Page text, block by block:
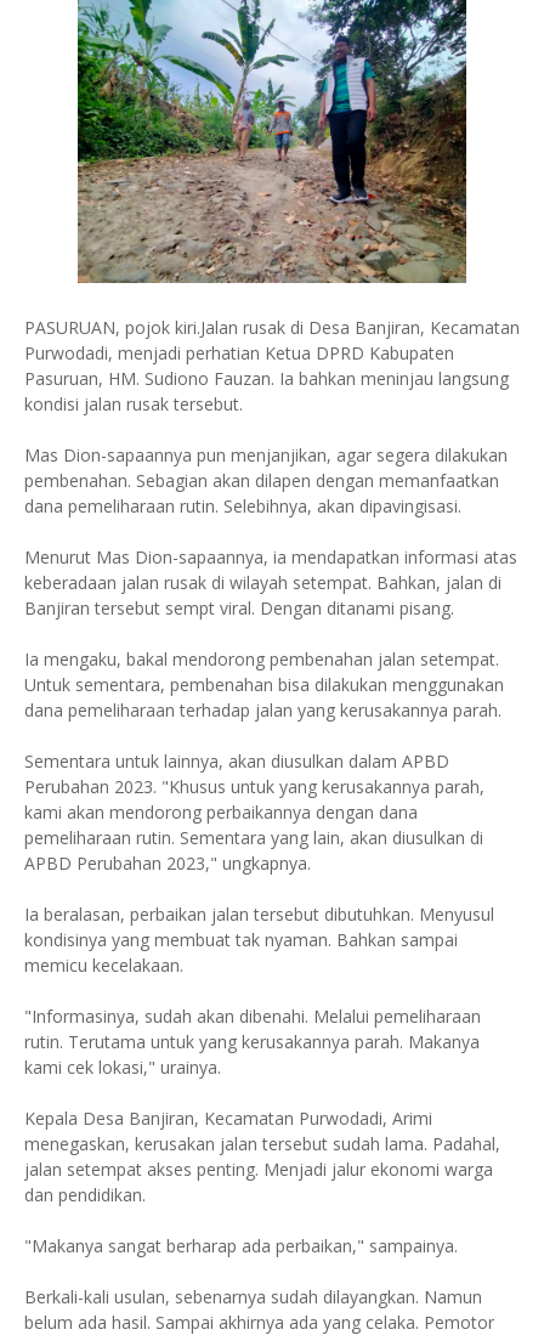
PASURUAN, pojok kiri.Jalan rusak di Desa Banjiran, Kecamatan
Purwodadi, menjadi perhatian Ketua DPRD Kabupaten
Pasuruan, HM. Sudiono Fauzan. Ia bahkan meninjau langsung
kondisi jalan rusak tersebut.
Mas Dion-sapaannya pun menjanjikan, agar segera dilakukan
pembenahan. Sebagian akan dilapen dengan memanfaatkan
dana pemeliharaan rutin. Selebihnya, akan dipavingisasi.
Menurut Mas Dion-sapaannya, ia mendapatkan informasi atas
keberadaan jalan rusak di wilayah setempat. Bahkan, jalan di
Banjiran tersebut sempt viral. Dengan ditanami pisang.
Ia mengaku, bakal mendorong pembenahan jalan setempat.
Untuk sementara, pembenahan bisa dilakukan menggunakan
dana pemeliharaan terhadap jalan yang kerusakannya parah.
Sementara untuk lainnya, akan diusulkan dalam APBD
Perubahan 2023. "Khusus untuk yang kerusakannya parah,
kami akan mendorong perbaikannya dengan dana
pemeliharaan rutin. Sementara yang lain, akan diusulkan di
APBD Perubahan 2023," ungkapnya.
Ia beralasan, perbaikan jalan tersebut dibutuhkan. Menyusul
kondisinya yang membuat tak nyaman. Bahkan sampai
memicu kecelakaan.
"Informasinya, sudah akan dibenahi. Melalui pemeliharaan
rutin. Terutama untuk yang kerusakannya parah. Makanya
kami cek lokasi," urainya.
Kepala Desa Banjiran, Kecamatan Purwodadi, Arimi
menegaskan, kerusakan jalan tersebut sudah lama. Padahal,
jalan setempat akses penting. Menjadi jalur ekonomi warga
dan pendidikan.
"Makanya sangat berharap ada perbaikan," sampainya.
Berkali-kali usulan, sebenarnya sudah dilayangkan. Namun
belum ada hasil. Sampai akhirnya ada yang celaka. Pemotor